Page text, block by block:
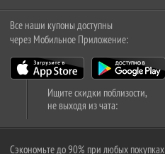
Все наши купоны доступны
через Мобильное Приложение:
Ищите скидки поблизости,
не выходя из чата:
Сэкономьте до 90% при любых покупках